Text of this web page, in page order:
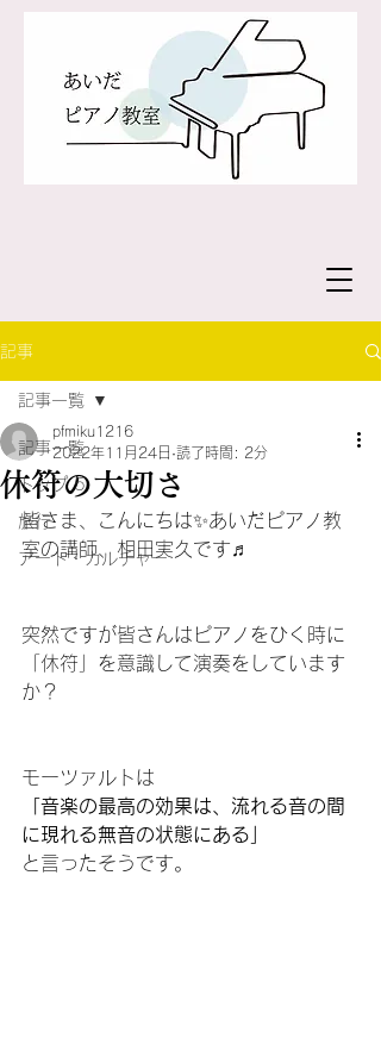
記事
記事一覧
トップ 5
旅行
アート・カルチャー
記事一覧
休符の大切さ
pfmiku1216
2022年11月24日 読了時間: 2分
皆さま、こんにちは✨あいだピアノ教
室の講師、相田実久です♬
突然ですが皆さんはピアノをひく時に
「休符」を意識して演奏をしています
か？
モーツァルトは
「音楽の最高の効果は、流れる音の間
に現れる無音の状態にある」
と言ったそうです。